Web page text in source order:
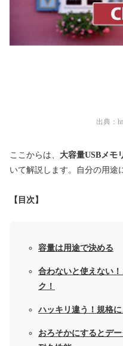
出典：
ここからは、 大容量USBメモ
いて解説します。自分の用途
【目次】
容量は用途で決める
合わないと使えない
ク！
ハッキリ違う！規格
おろそかにするとデ